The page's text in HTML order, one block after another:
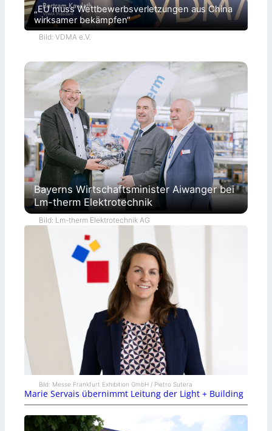
„EU muss Wettbewerbsverletzungen aus China
wirksamer bekämpfen“
Bild: VDMA e.V.
Bayerns Wirtschaftsminister Aiwanger bei
Lm-therm Elektrotechnik
Bild: Lm-therm Elektrotechnik AG
Bild: Messe Frankfurt Exhibition GmbH / Pietro Sutera
Marie Servais übernimmt Leitung der Light + Building